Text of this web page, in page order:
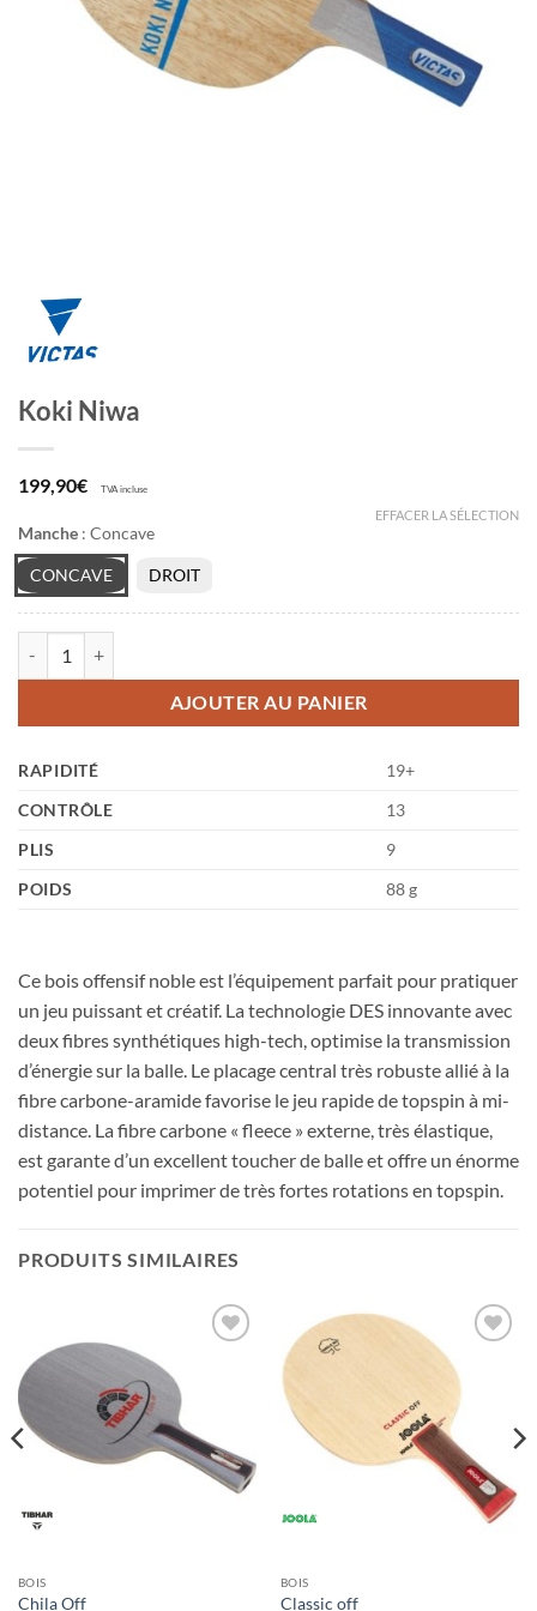
Koki Niwa
199,90€ TVA incluse
Manche : Concave
CONCAVE DROIT
EFFACER LA SÉLECTION
AJOUTER AU PANIER
RAPIDITÉ
19+
CONTRÔLE
13
PLIS
9
POIDS
88 g
Ce bois offensif noble est l’équipement parfait pour pratiquer
un jeu puissant et créatif. La technologie DES innovante avec
deux fibres synthétiques high-tech, optimise la transmission
d’énergie sur la balle. Le placage central très robuste allié à la
fibre carbone-aramide favorise le jeu rapide de topspin à mi-
distance. La fibre carbone « fleece » externe, très élastique,
est garante d’un excellent toucher de balle et offre un énorme
potentiel pour imprimer de très fortes rotations en topspin.
PRODUITS SIMILAIRES
BOIS
Chila Off
BOIS
Classic off